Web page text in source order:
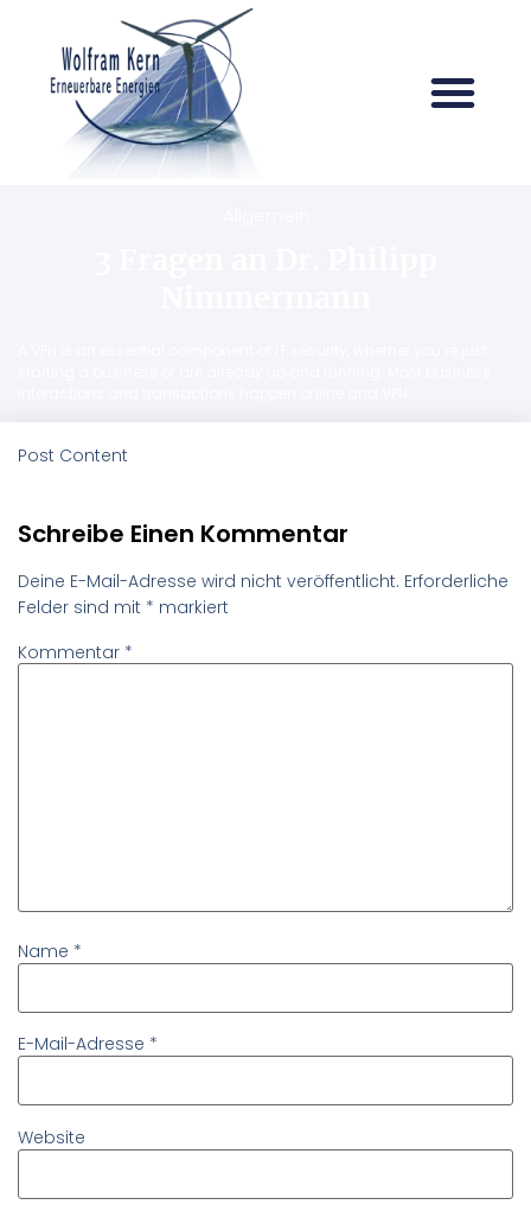
Post Content
Schreibe Einen Kommentar
Deine E-Mail-Adresse wird nicht veröffentlicht. Erforderliche
Felder sind mit * markiert
Kommentar *
Name *
E-Mail-Adresse *
Website